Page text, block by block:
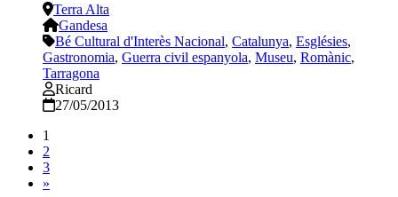
Terra Alta
Gandesa
Bé Cultural d'Interès Nacional, Catalunya, Esglésies,
Gastronomia, Guerra civil espanyola, Museu, Romànic,
Tarragona
Ricard
27/05/2013
1
2
3
»